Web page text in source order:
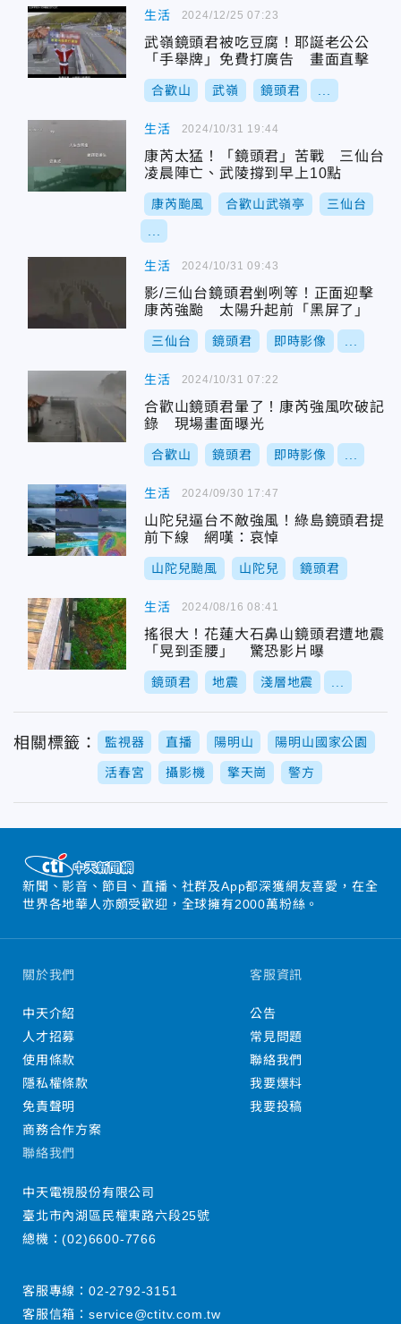
生活
武嶺鏡頭君被吃豆腐！耶誕老公公
「手舉牌」免費打廣告 畫面直擊
合歡山 武嶺 鏡頭君
2024/12/25 07:23
生活
康芮太猛！「鏡頭君」苦戰 三仙台
凌晨陣亡、武陵撐到早上10點
康芮颱風 合歡山武嶺亭 三仙台
2024/10/31 19:44
生活
影/三仙台鏡頭君剉咧等！正面迎擊
康芮強颱 太陽升起前「黑屏了」
三仙台 鏡頭君 即時影像
2024/10/31 09:43
生活
合歡山鏡頭君暈了！康芮強風吹破記
錄 現場畫面曝光
合歡山 鏡頭君 即時影像
2024/10/31 07:22
生活
山陀兒逼台不敵強風！綠島鏡頭君提
前下線 網嘆：哀悼
山陀兒颱風 山陀兒 鏡頭君
2024/09/30 17:47
生活
搖很大！花蓮大石鼻山鏡頭君遭地震
「晃到歪腰」 驚恐影片曝
鏡頭君 地震 淺層地震
2024/08/16 08:41
相關標籤： 監視器 直播 陽明山 陽明山國家公園
活春宮 攝影機 擎天崗 警方
新聞、影音、節目、直播、社群及App都深獲網友喜愛，在全
世界各地華人亦頗受歡迎，全球擁有2000萬粉絲。
關於我們
中天介紹
人才招募
使用條款
隱私權條款
免責聲明
商務合作方案
客服資訊
公告
常見問題
聯絡我們
我要爆料
我要投稿
聯絡我們
中天電視股份有限公司
臺北市內湖區民權東路六段25號
總機：(02)6600-7766
客服專線： 02-2792-3151
客服信箱： service@ctitv.com.tw